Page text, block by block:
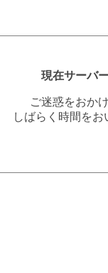
現在サーバ
ご迷惑をおか
しばらく時間を